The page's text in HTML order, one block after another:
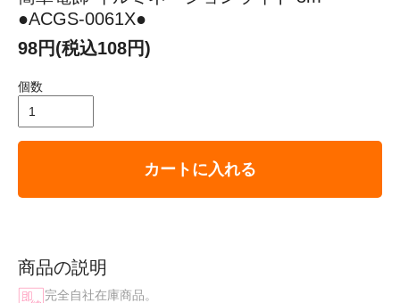
●ACGS-0061X●
98円(税込108円)
個数
カートに入れる
商品の説明
完全自社在庫商品。